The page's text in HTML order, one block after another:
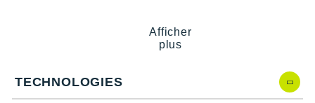
Wave Prophecy 14, quelles nouveautés ?
Des empiècements encuir synthétique.
Afficher
plus
TECHNOLOGIES
Speedo